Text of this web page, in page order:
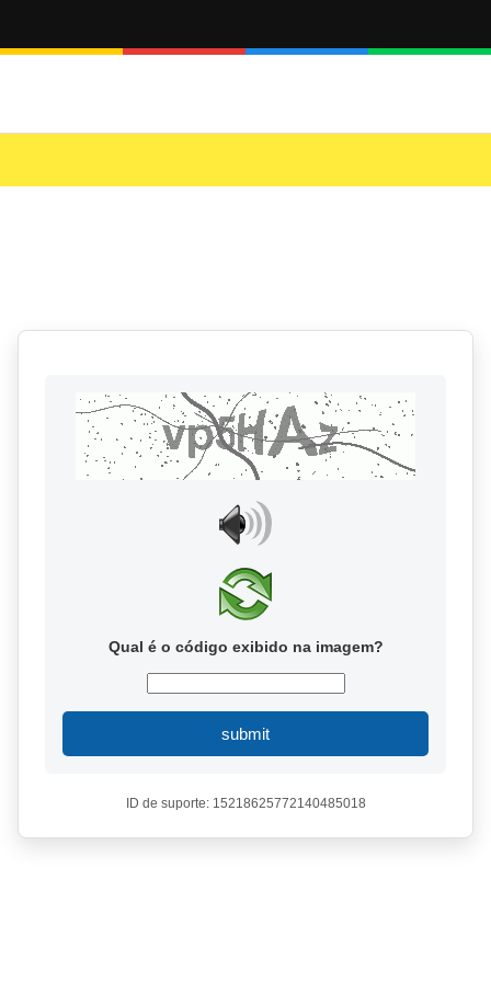
Qual é o código exibido na imagem?
submit
ID de suporte: 15218625772140485018